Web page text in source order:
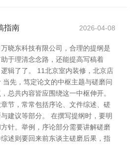
指南 2026-04-08
晓东科技有限公司，合理的提纲是
于理清念念路，还能提高写稿着
辑了了。 11北京室内装修，北京店
先，笃定论文的中枢主题与磋磨问
总共内容皆应围绕这一中枢伸开。
节，常常包括序论、文件综述、磋
建议等部分。 在撰写提纲时，要明
针。举例，序论部分需要讲解磋磨
述则要回来前东谈主磋磨后果，指